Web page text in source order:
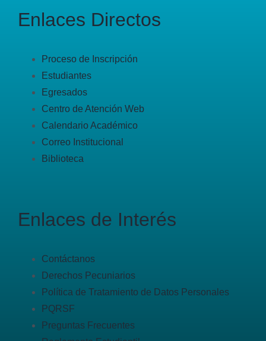
Enlaces Directos
Proceso de Inscripción
Estudiantes
Egresados
Centro de Atención Web
Calendario Académico
Correo Institucional
Biblioteca
Enlaces de Interés
Contáctanos
Derechos Pecuniarios
Política de Tratamiento de Datos Personales
PQRSF
Preguntas Frecuentes